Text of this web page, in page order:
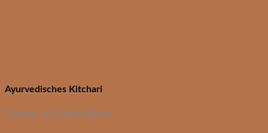
Ayurvedisches Kitchari
Created by Daniela Beran